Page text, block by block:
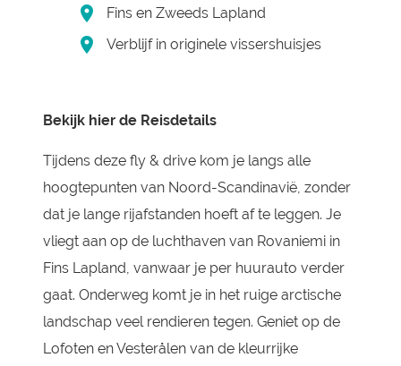
Fins en Zweeds Lapland
Verblijf in originele vissershuisjes
Bekijk hier de Reisdetails
Tijdens deze fly & drive kom je langs alle
hoogtepunten van Noord-Scandinavië, zonder
dat je lange rijafstanden hoeft af te leggen. Je
vliegt aan op de luchthaven van Rovaniemi in
Fins Lapland, vanwaar je per huurauto verder
gaat. Onderweg komt je in het ruige arctische
landschap veel rendieren tegen. Geniet op de
Lofoten en Vesterålen van de kleurrijke